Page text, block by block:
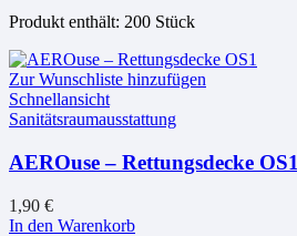
Produkt enthält: 200 Stück
Zur Wunschliste hinzufügen
Schnellansicht
Sanitätsraumausstattung
AEROuse – Rettungsdecke OS1
1,90 €
In den Warenkorb